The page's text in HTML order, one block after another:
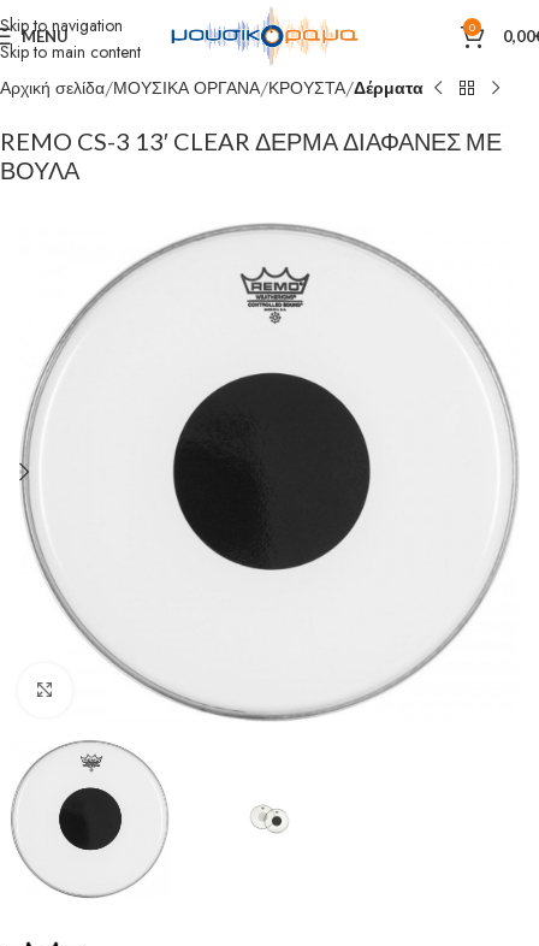
Skip to navigation
Skip to main content
MENU 0 0,00
Αρχική σελίδα ΜΟΥΣΙΚΑ ΟΡΓΑΝΑ ΚΡΟΥΣΤΑ Δέρματα
REMO CS-3 13′ CLEAR ΔΕΡΜΑ ΔΙΑΦΑΝΕΣ ΜΕ
ΒΟΥΛΑ
Click to enlarge